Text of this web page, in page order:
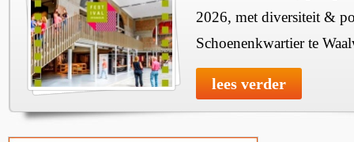
2026, met diversiteit &
Schoenenkwartier te
lees verder